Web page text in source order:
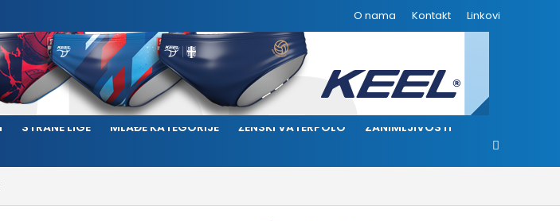
O nama Kontakt Linkovi
STRANE LIGE MLAĐE KATEGORIJE ŽENSKI VATERPOLO ZANIMLJIVOSTI